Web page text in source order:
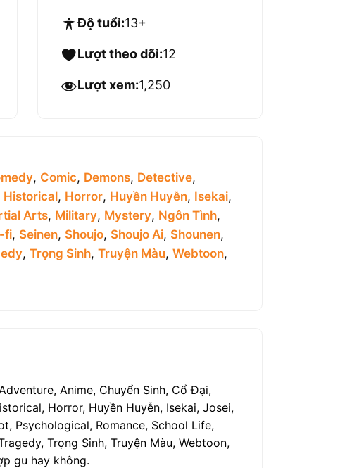
Độ tuổi:13+
Lượt theo dõi:12
Lượt xem:1,250
, Comic, Demons, Detective,
Historical, Horror, Huyền Huyễn, Isekai,
Arts, Military, Mystery, Ngôn Tình,
fi, Seinen, Shoujo, Shoujo Ai, Shounen,
, Trọng Sinh, Truyện Màu, Webtoon,
Anime, Chuyển Sinh, Cổ Đại,
Horror, Huyền Huyễn, Isekai, Josei,
Psychological, Romance, School Life,
Trọng Sinh, Truyện Màu, Webtoon,
gu hay không.